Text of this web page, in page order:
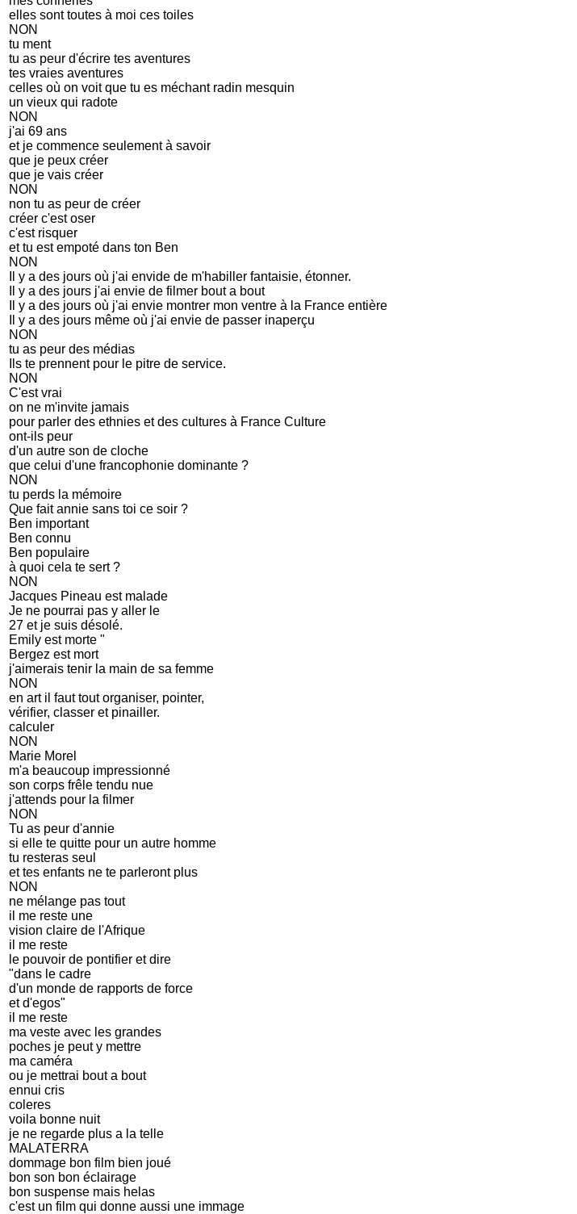
elles sont toutes à moi ces toiles
NON
tu ment
tu as peur d'écrire tes aventures
tes vraies aventures
celles où on voit que tu es méchant radin mesquin
un vieux qui radote
NON
j'ai 69 ans
et je commence seulement à savoir
que je peux créer
que je vais créer
NON
non tu as peur de créer
créer c'est oser
c'est risquer
et tu est empoté dans ton Ben
NON
Il y a des jours où j'ai envide de m'habiller fantaisie, étonner.
Il y a des jours j'ai envie de filmer bout a bout
Il y a des jours où j'ai envie montrer mon ventre à la France entière
Il y a des jours même où j'ai envie de passer inaperçu
NON
tu as peur des médias
Ils te prennent pour le pitre de service.
NON
C'est vrai
on ne m'invite jamais
pour parler des ethnies et des cultures à France Culture
ont-ils peur
d'un autre son de cloche
que celui d'une francophonie dominante ?
NON
tu perds la mémoire
Que fait annie sans toi ce soir ?
Ben important
Ben connu
Ben populaire
à quoi cela te sert ?
NON
Jacques Pineau est malade
Je ne pourrai pas y aller le
27 et je suis désolé.
Emily est morte "
Bergez est mort
j'aimerais tenir la main de sa femme
NON
en art il faut tout organiser, pointer,
vérifier, classer et pinailler.
calculer
NON
Marie Morel
m'a beaucoup impressionné
son corps frêle tendu nue
j'attends pour la filmer
NON
Tu as peur d'annie
si elle te quitte pour un autre homme
tu resteras seul
et tes enfants ne te parleront plus
NON
ne mélange pas tout
il me reste une
vision claire de l'Afrique
il me reste
le pouvoir de pontifier et dire
"dans le cadre
d'un monde de rapports de force
et d'egos"
il me reste
ma veste avec les grandes
poches je peut y mettre
ma caméra
ou je mettrai bout a bout
ennui cris
coleres
voila bonne nuit
je ne regarde plus a la telle
MALATERRA
dommage bon film bien joué
bon son bon éclairage
bon suspense mais helas
c'est un film qui donne aussi une immage